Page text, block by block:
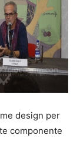
design per
componente